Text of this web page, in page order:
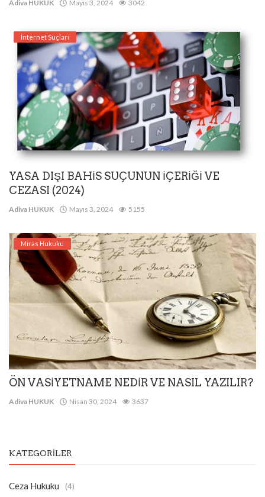
Adiva HUKUK Mayıs 3, 2024 3042
İnternet Suçları
YASA DIŞI BAHİS SUÇUNUN İÇERİĞİ VE
CEZASI (2024)
Adiva HUKUK Mayıs 3, 2024 5155
Miras Hukuku
ÖN VASİYETNAME NEDİR VE NASIL YAZILIR?
Adiva HUKUK Nisan 30, 2024 3637
KATEGORILER
Ceza Hukuku (4)